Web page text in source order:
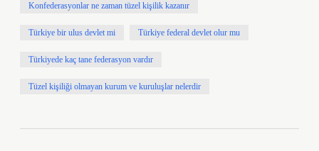
Konfederasyonlar ne zaman tüzel kişilik kazanır
Türkiye bir ulus devlet mi Türkiye federal devlet olur mu
Türkiyede kaç tane federasyon vardır
Tüzel kişiliği olmayan kurum ve kuruluşlar nelerdir